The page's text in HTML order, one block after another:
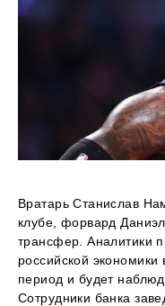
Вратарь Станислав
клубе, форвард
трансфер. Аналитики
российской
период и будет
Сотрудники банка